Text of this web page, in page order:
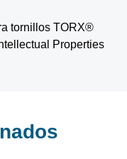
tornillos TORX®
Properties